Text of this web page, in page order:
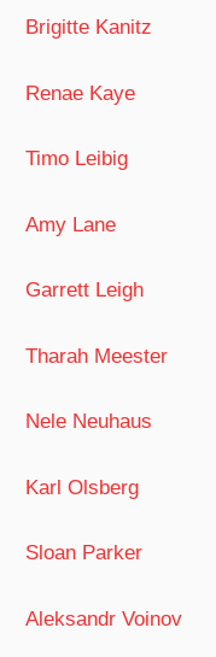
Brigitte Kanitz
Renae Kaye
Timo Leibig
Amy Lane
Garrett Leigh
Tharah Meester
Nele Neuhaus
Karl Olsberg
Sloan Parker
Aleksandr Voinov